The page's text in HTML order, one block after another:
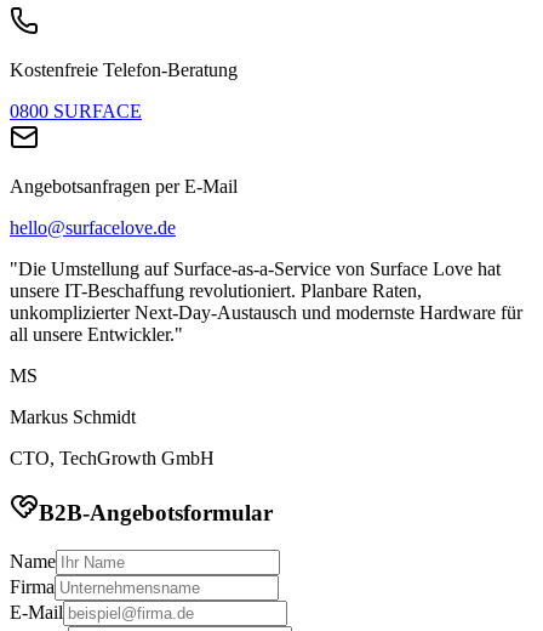
Kostenfreie Telefon-Beratung
0800 SURFACE
Angebotsanfragen per E-Mail
hello@surfacelove.de
"Die Umstellung auf Surface-as-a-Service von Surface Love hat
unsere IT-Beschaffung revolutioniert. Planbare Raten,
unkomplizierter Next-Day-Austausch und modernste Hardware für
all unsere Entwickler."
MS
Markus Schmidt
CTO, TechGrowth GmbH
B2B-Angebotsformular
Name
Firma
E-Mail